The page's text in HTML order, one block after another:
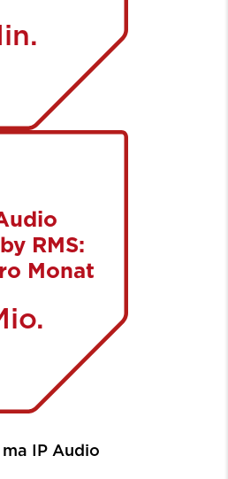
RMS:
Monat
IP Audio